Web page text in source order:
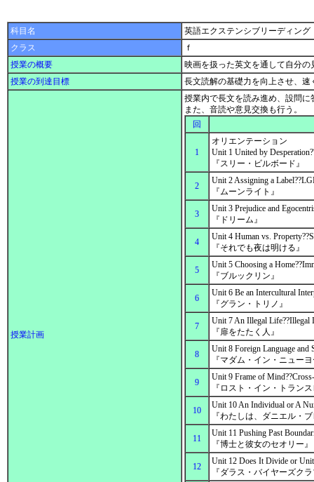
科目名
英語エクステンシブリーディング
クラス
ｆ
授業の概要
映画を扱った英文を通して自分
授業の到達目標
長文読解の基礎力を向上させ、
授業計画
授業内で長文を読み進め、設問に
また、音読や意見交換も行う。
回
1
オリエンテーション
Unit 1 United by
『スリー・ビルボード』
2
Unit 2 Assigning a
『ムーンライト』
3
Unit 3 Prejudice and
『ドリーム』
4
Unit 4 Human vs.
『それでも夜は明ける』
5
Unit 5 Choosing a
『ブルックリン』
6
Unit 6 Be an Intercultural
『グラン・トリノ』
7
Unit 7 An Illegal Life??Illegal
『扉をたたく人』
8
Unit 8 Foreign Language and
『マダム・イン・ニュー
9
Unit 9 Frame of
『ロスト・イン・トラン
10
Unit 10 An Individual or A
『わたしは、ダニエル・
11
Unit 11 Pushing Past
『博士と彼女のセオリー』
12
Unit 12 Does It Divide or
『ダラス・バイヤーズク